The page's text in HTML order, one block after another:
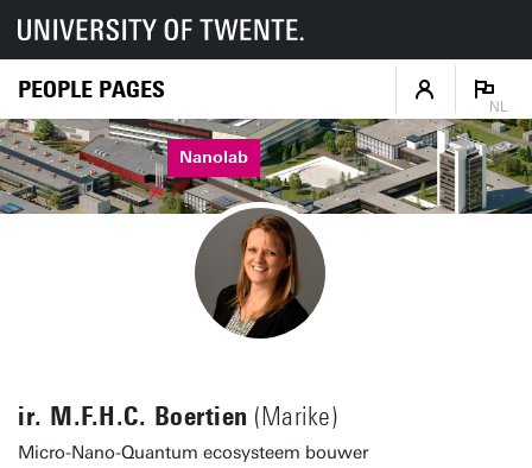
PEOPLE PAGES
NL
Nanolab
ir. M.F.H.C. Boertien (Marike)
Micro-Nano-Quantum ecosysteem bouwer